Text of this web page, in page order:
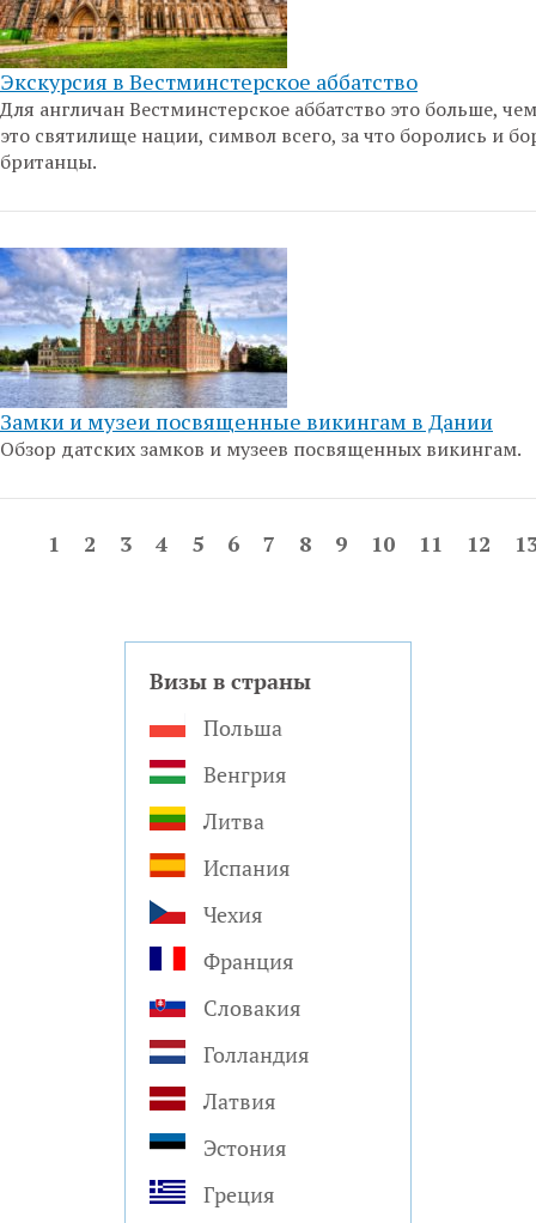
Экскурсия в Вестминстерское аббатство
Для англичан Вестминстерское аббатство это больше,
это святилище нации, символ всего, за что боролись и
британцы.
Замки и музеи посвященные викингам в Дании
Обзор датских замков и музеев посвященных викингам.
1 2 3 4 5 6 7 8 9 10 11 12
Визы в страны
Польша
Венгрия
Литва
Испания
Чехия
Франция
Словакия
Голландия
Латвия
Эстония
Греция